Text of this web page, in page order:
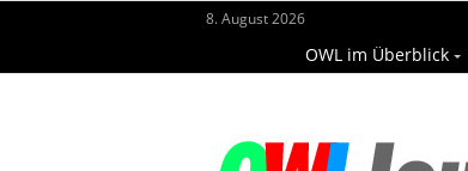
8. August 2026
OWL im Überblick